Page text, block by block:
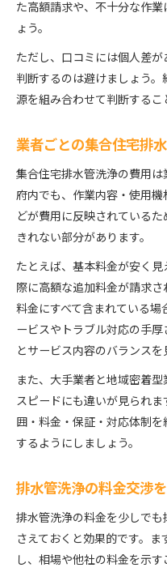
た高額請求や、不十分な作
ょう。
ただし、口コミには個人差
判断するのは避けましょう
源を組み合わせて判断するこ
業者ごとの集合住宅排
集合住宅排水管洗浄の費用
府内でも、作業内容・使用
どが費用に反映されている
きれない部分があります。
たとえば、基本料金が安く
際に高額な追加料金が請求
料金にすべて含まれている場
ービスやトラブル対応の手
とサービス内容のバランスを
また、大手業者と地域密着
スピードにも違いが見られ
囲・料金・保証・対応体制
するようにしましょう。
排水管洗浄の料金交渉
排水管洗浄の料金を少しで
さえておくと効果的です。
し、相場や他社の料金を示